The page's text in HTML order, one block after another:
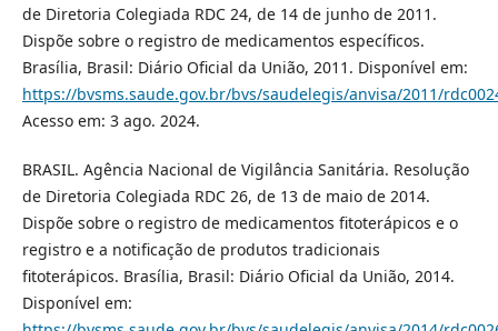
de Diretoria Colegiada RDC 24, de 14 de junho de 2011.
Dispõe sobre o registro de medicamentos específicos.
Brasília, Brasil: Diário Oficial da União, 2011. Disponível em:
https://bvsms.saude.gov.br/bvs/saudelegis/anvisa/2011/
Acesso em: 3 ago. 2024.
BRASIL. Agência Nacional de Vigilância Sanitária. Resolução
de Diretoria Colegiada RDC 26, de 13 de maio de 2014.
Dispõe sobre o registro de medicamentos fitoterápicos e o
registro e a notificação de produtos tradicionais
fitoterápicos. Brasília, Brasil: Diário Oficial da União, 2014.
Disponível em: